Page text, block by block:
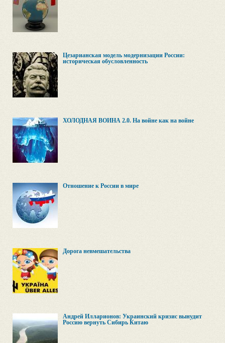
Цезарианская модель модернизации России:
историческая обусловленность
ХОЛОДНАЯ ВОЙНА 2.0. На войне как на войне
Отношение к России в мире
Дорога невмешательства
Андрей Илларионов: Украинский кризис вынудит
Россию вернуть Сибирь Китаю